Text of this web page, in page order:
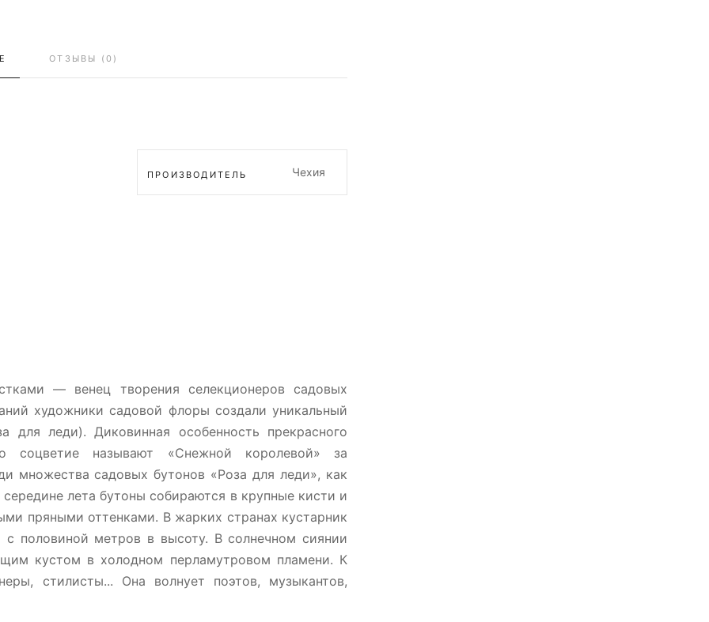
ОТЗЫВЫ (0)
ПРОИЗВОДИТЕЛЬ Чехия
— венец творения селекционеров садовых
художники садовой флоры создали уникальный
леди). Диковинная особенность прекрасного
называют «Снежной королевой» за
множества садовых бутонов «Роза для леди», как
лета бутоны собираются в крупные кисти и
пряными оттенками. В жарких странах кустарник
половиной метров в высоту. В солнечном сиянии
кустом в холодном перламутровом пламени. К
стилисты... Она волнует поэтов, музыкантов,